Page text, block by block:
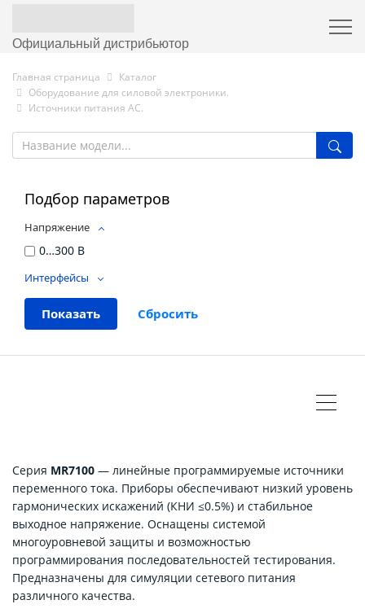
Официальный дистрибьютор
Главная страница
Каталог
Оборудование для силовой электроники.
Источники питания AC.
Подбор параметров
Напряжение
0…300 В
Интерфейсы
Серия MR7100 — линейные программируемые источники
переменного тока. Приборы обеспечивают низкий уровень
гармонических искажений (КНИ ≤0.5%) и стабильное
выходное напряжение. Оснащены системой
многоуровневой защиты и возможностью
программирования последовательностей тестирования.
Предназначены для симуляции сетевого питания
различного качества.